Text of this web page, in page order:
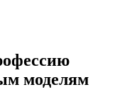
моделям